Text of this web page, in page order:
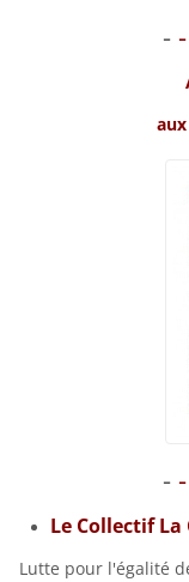
-
-
Le Collectif
Lutte pour l'égalité